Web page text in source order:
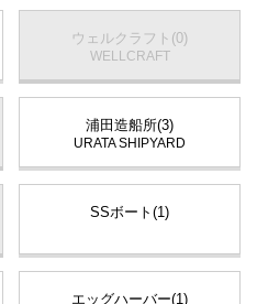
ウェルクラフト(0)
WELLCRAFT
浦田造船所(3)
URATA SHIPYARD
SSボート(1)
エッグハーバー(1)